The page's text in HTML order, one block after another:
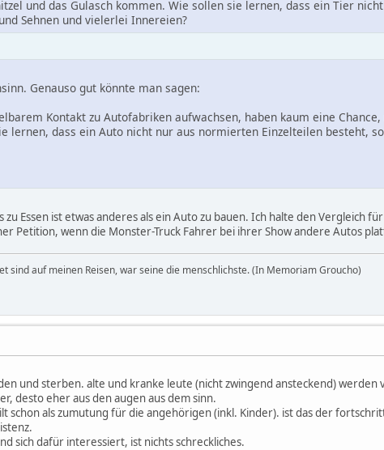
und das Gulasch kommen. Wie sollen sie lernen, dass ein Tier
Sehnen und vielerlei Innereien?
Genauso gut könnte man sagen:
Kontakt zu Autofabriken aufwachsen, haben kaum eine
lernen, dass ein Auto nicht nur aus normierten Einzelteilen besteht,
zu Essen ist etwas anderes als ein Auto zu bauen. Ich halte den Vergleich
Petition, wenn die Monster-Truck Fahrer bei ihrer Show andere Autos
sind auf meinen Reisen, war seine die menschlichste. (In Memoriam Groucho)
und sterben. alte und kranke leute (nicht zwingend ansteckend)
desto eher aus den augen aus dem sinn.
schon als zumutung für die angehörigen (inkl. Kinder). ist das der
sich dafür interessiert, ist nichts schreckliches.